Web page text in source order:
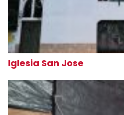
Iglesia San Jose